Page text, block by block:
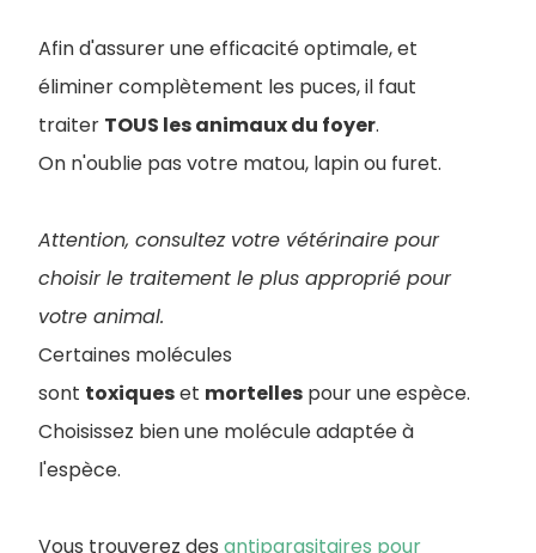
Afin d'assurer une efficacité optimale, et
éliminer complètement les puces, il faut
traiter TOUS les animaux du foyer.
On n'oublie pas votre matou, lapin ou furet.
Attention, consultez votre vétérinaire pour
choisir le traitement le plus approprié pour
votre animal.
Certaines molécules
sont toxiqueset mortelles pour une espèce.
Choisissez bien une molécule adaptée à
l'espèce.
Vous trouverez des antiparasitaires pour